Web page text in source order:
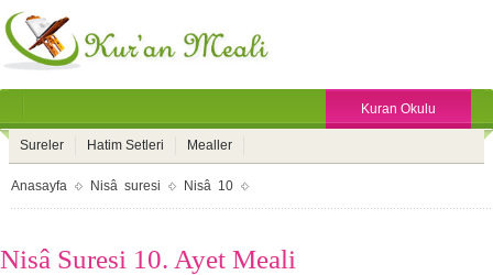
Kuran Okulu
Sureler Hatim Setleri Mealler
Anasayfa Nisâ suresi Nisâ 10
Nisâ Suresi 10. Ayet Meali